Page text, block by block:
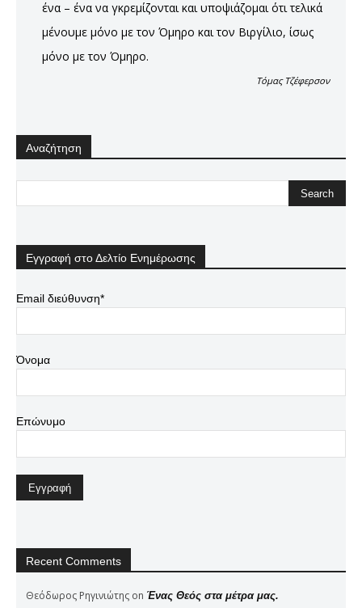
ένα – ένα να γκρεμίζονται και υποψιάζομαι ότι τελικά
μένουμε μόνο με τον Όμηρο και τον Βιργίλιο, ίσως
μόνο με τον Όμηρο.
Τόμας Τζέφερσον
Αναζήτηση
Εγγραφή στο Δελτίο Ενημέρωσης
Email διεύθυνση*
Όνομα
Επώνυμο
Recent Comments
Θεόδωρος Ρηγινιώτης on Ένας Θεός στα μέτρα μας.